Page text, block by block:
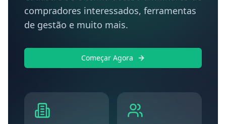
compradores interessados, ferramentas
de gestão e muito mais.
Começar Agora